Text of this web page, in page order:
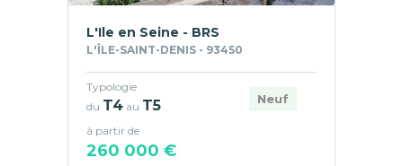
L'Ile en Seine - BRS
L'ÎLE-SAINT-DENIS - 93450
Neuf
Typologie
du T4 au T5
à partir de
260 000 €